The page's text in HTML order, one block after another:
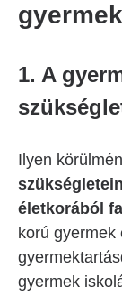
1. A
Ilyen
életkorából
korú
gyermek